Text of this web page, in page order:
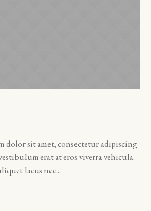
dolor sit amet, consectetur adipiscing
erat at eros viverra vehicula.
lacus nec...